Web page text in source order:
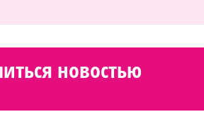
новостью